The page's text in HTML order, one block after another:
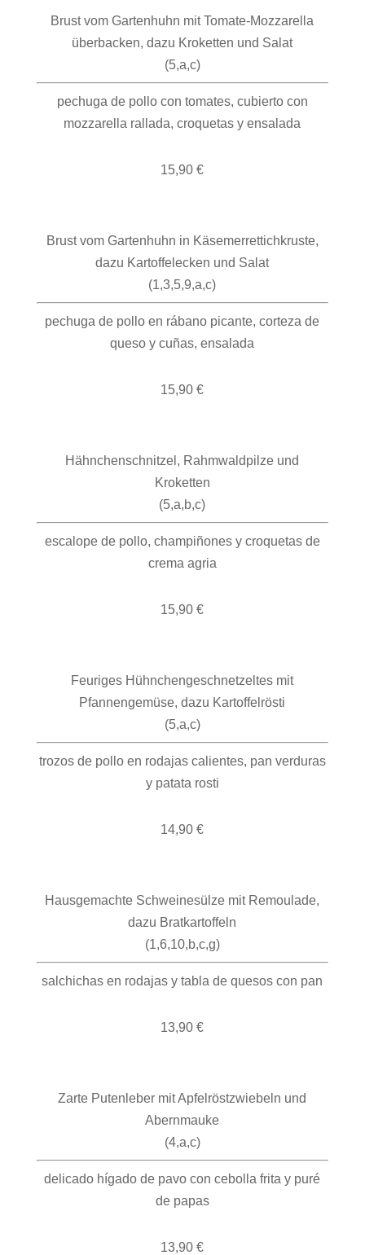
Brust vom Gartenhuhn mit Tomate-Mozzarella
überbacken, dazu Kroketten und Salat
(5,a,c)
pechuga de pollo con tomates, cubierto con
mozzarella rallada, croquetas y ensalada
15,90 €
Brust vom Gartenhuhn in Käsemerrettichkruste,
dazu Kartoffelecken und Salat
(1,3,5,9,a,c)
pechuga de pollo en rábano picante, corteza de
queso y cuñas, ensalada
15,90 €
Hähnchenschnitzel, Rahmwaldpilze und
Kroketten
(5,a,b,c)
escalope de pollo, champiñones y croquetas de
crema agria
15,90 €
Feuriges Hühnchengeschnetzeltes mit
Pfannengemüse, dazu Kartoffelrösti
(5,a,c)
trozos de pollo en rodajas calientes, pan verduras
y patata rosti
14,90 €
Hausgemachte Schweinesülze mit Remoulade,
dazu Bratkartoffeln
(1,6,10,b,c,g)
salchichas en rodajas y tabla de quesos con pan
13,90 €
Zarte Putenleber mit Apfelröstzwiebeln und
Abernmauke
(4,a,c)
delicado hígado de pavo con cebolla frita y puré
de papas
13,90 €